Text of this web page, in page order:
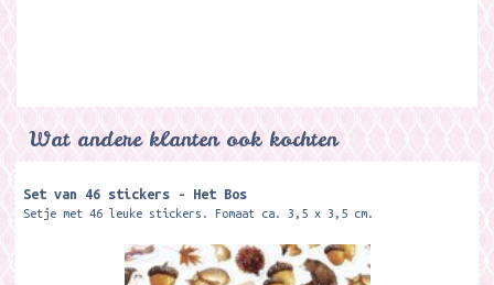
Wat andere klanten ook kochten
Set van 46 stickers - Het Bos
Setje met 46 leuke stickers. Fomaat ca. 3,5 x 3,5 cm.